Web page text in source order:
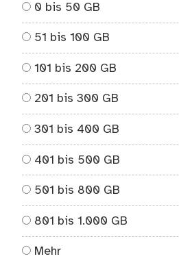
0 bis 50 GB
51 bis 100 GB
101 bis 200 GB
201 bis 300 GB
301 bis 400 GB
401 bis 500 GB
501 bis 800 GB
801 bis 1.000 GB
Mehr